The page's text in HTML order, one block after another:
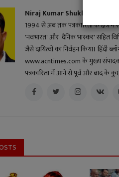
Niraj Kumar Shukla
1994 से अब तक पत्रकारिता के क्षेत्र में
'नवभारत' और 'दैनिक भास्कर' सहित
जैसे दायित्वों का निर्वहन किया। हिंदी
www.acntimes.com के मुख्य संपादक के
पत्रकारिता में आने से पूर्व और बाद के